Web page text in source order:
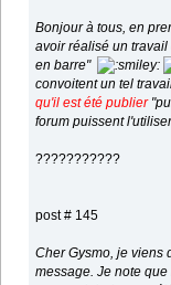
Bonjour à tous, en
avoir réalisé un
en barre"
convoitent un tel
qu'il est été publier
forum puissent
???????????
post # 145
Cher Gysmo, je viens
message. Je note